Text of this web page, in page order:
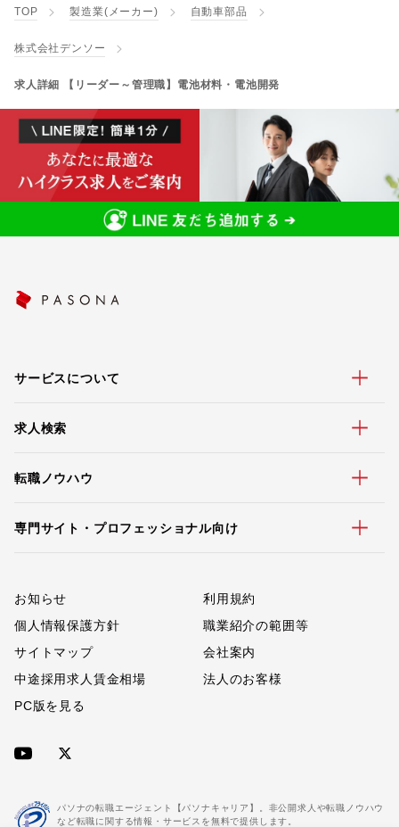
TOP 製造業(メーカー) 自動車部品
株式会社デンソー
求人詳細 【リーダー～管理職】電池材料・電池開発
サービスについて
求人検索
転職ノウハウ
専門サイト・プロフェッショナル向け
お知らせ
利用規約
個人情報保護方針
職業紹介の範囲等
サイトマップ
会社案内
中途採用求人賃金相場
法人のお客様
PC版を見る
パソナの転職エージェント【パソナキャリア】。非公開求人や転職ノウハウ
など転職に関する情報・サービスを無料で提供します。